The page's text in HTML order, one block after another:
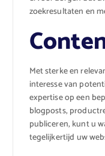
zoekresultaten en
Met sterke en
interesse van
expertise op een
blogposts,
publiceren, kunt u
tegelijkertijd uw